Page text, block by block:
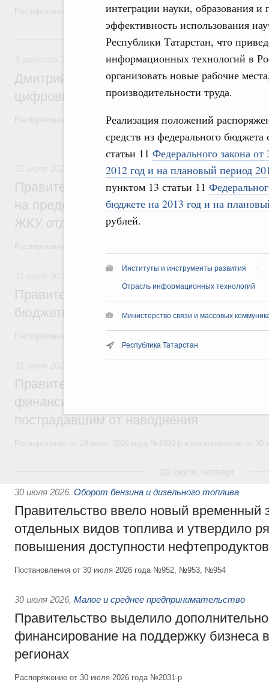
интеграции науки, образования
эффективность использования
Республики Татарстан, что
информационных технологий в
организовать новые рабочие
производительности труда.
Реализация положений
средств из федерального
статьи 11 Федерального закона
2012 год и на плановый период
пунктом 13 статьи 11
бюджете на 2013 год и на
рублей.
Институты и инструменты развития
Отрасль информационных технологий
Министерство связи и массовых
Республика Татарстан
Распоряжение от 3 августа 2026 года №2067-р
3 августа, понедельник
Регулирование в сфере торговли.
Дмитрий Григоренко возглавил штаб по
цифровых платформ
Распоряжение от 25 июля 2026 года №1966-р
31 июля, пятница
Социальная поддержка отдельных
Правительство направит регионам
на предоставление мер социальной
ЖКУ отдельным категориям граждан
Бюджеты субъектов Федерации.
Правительство спишет часть
бюджетным кредитам ещё двум
Правительство выделило
финансирование Дагестану и Чечне на
пострадавшим от наводнения
30 июля 2026, Оборот бензина и дизельного топлива
Правительство ввело новый временный
отдельных видов топлива и утвердило
повышения доступности нефтепродуктов
Постановления от 30 июля 2026 года №952, №953, №954
30 июля 2026, Малое и среднее предпринимательство
Правительство выделило
финансирование на поддержку бизнеса
регионах
Распоряжение от 30 июля 2026 года №2031-р